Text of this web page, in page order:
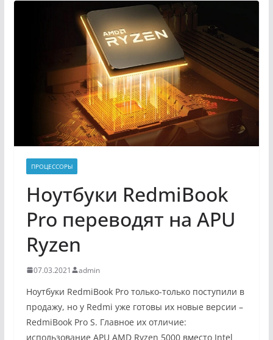
ПРОЦЕССОРЫ
Ноутбуки RedmiBook
Pro переводят на APU
Ryzen
07.03.2021 admin
Ноутбуки RedmiBook Pro только-только поступили в
продажу, но у Redmi уже готовы их новые версии –
RedmiBook Pro S. Главное их отличие:
использование APU AMD Ryzen 5000 вместо Intel